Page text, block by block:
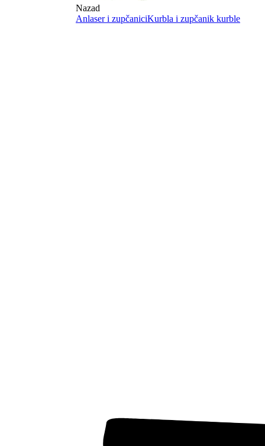
Nazad
Anlaser i zupčaniciKurbla i zupčanik kurble